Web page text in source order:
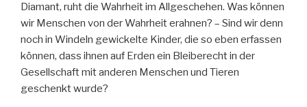
Diamant, ruht die Wahrheit im Allgeschehen. Was können
wir Menschen von der Wahrheit erahnen? – Sind wir denn
noch in Windeln gewickelte Kinder, die so eben erfassen
können, dass ihnen auf Erden ein Bleiberecht in der
Gesellschaft mit anderen Menschen und Tieren
geschenkt wurde?